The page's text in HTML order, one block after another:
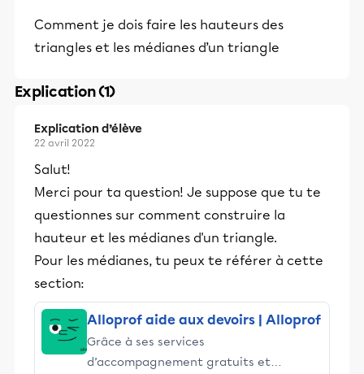
Comment je dois faire les hauteurs des
triangles et les médianes d’un triangle
Explication (1)
Explication d’élève
22 avril 2022
Salut!
Merci pour ta question! Je suppose que tu te
questionnes sur comment construire la
hauteur et les médianes d'un triangle.
Pour les médianes, tu peux te référer à cette
section:
Alloprof aide aux devoirs | Alloprof
Grâce à ses services
d’accompagnement gratuits et